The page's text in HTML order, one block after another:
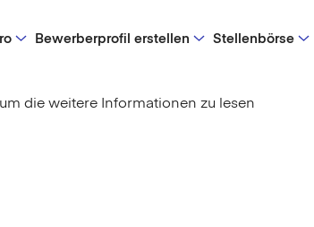
Bewerberprofil erstellen Stellenbörse
um die weitere Informationen zu lesen